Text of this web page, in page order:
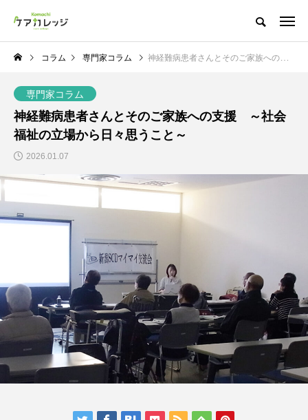
コラム 専門家コラム 神経難病患者さんとそのご家族への支援 ～社会福祉の立場から日々思うこと～
専門家コラム
神経難病患者さんとそのご家族への支援 ～社会
福祉の立場から日々思うこと～
2026.01.07